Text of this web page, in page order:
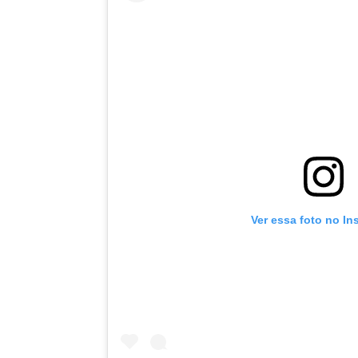
Ver essa foto no